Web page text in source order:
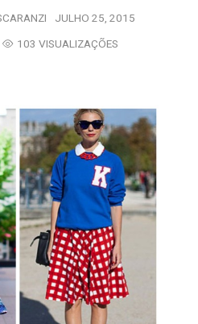
JULHO 25, 2015
103 VISUALIZAÇÕES